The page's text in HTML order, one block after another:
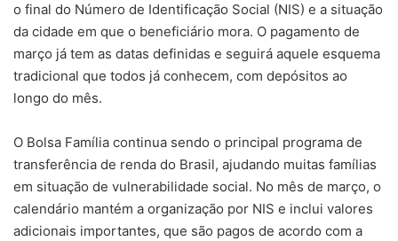
o final do Número de Identificação Social (NIS) e a situação
da cidade em que o beneficiário mora. O pagamento de
março já tem as datas definidas e seguirá aquele esquema
tradicional que todos já conhecem, com depósitos ao
longo do mês.
O Bolsa Família continua sendo o principal programa de
transferência de renda do Brasil, ajudando muitas famílias
em situação de vulnerabilidade social. No mês de março, o
calendário mantém a organização por NIS e inclui valores
adicionais importantes, que são pagos de acordo com a